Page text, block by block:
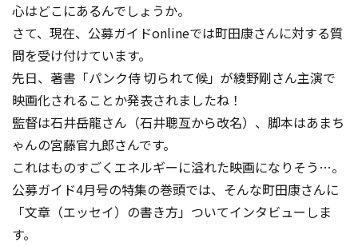
心はどこにあるんでしょうか。
さて、現在、公募ガイドonlineでは町田康さんに対する質
問を受け付けています。
先日、著書「パンク侍 切られて候」が綾野剛さん主演で
映画化されることか発表されましたね！
監督は石井岳龍さん（石井聰亙から改名）、脚本はあまち
ゃんの宮藤官九郎さんです。
これはものすごくエネルギーに溢れた映画になりそう…。
公募ガイド4月号の特集の巻頭では、そんな町田康さんに
「文章（エッセイ）の書き方」ついてインタビューしま
す。